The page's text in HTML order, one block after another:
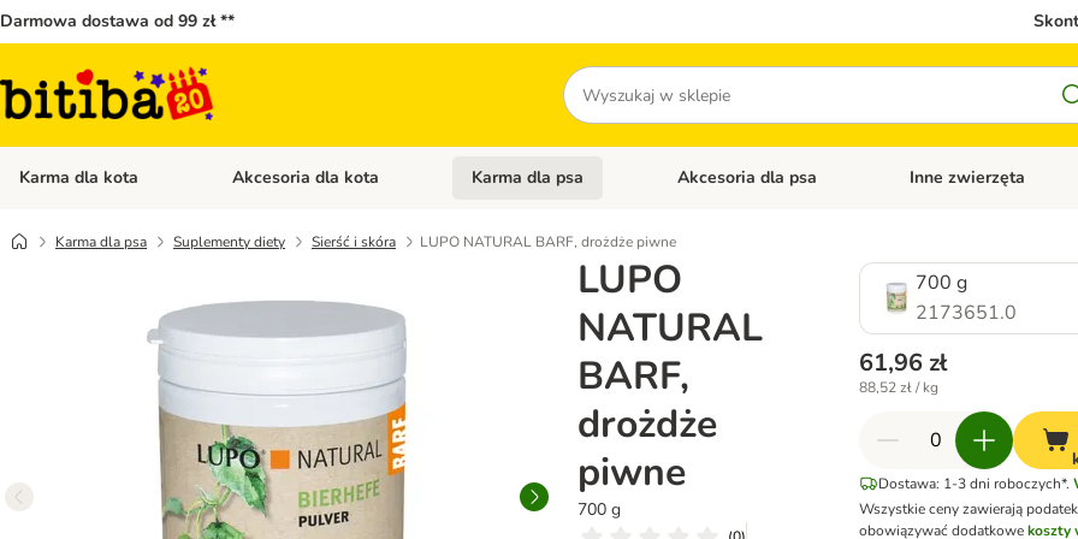
Darmowa dostawa od 99 zł **
Szukaj
Karma dla kota Otwórz menu kategorii: Karma dla kota
Akcesoria dla kota Otwórz menu kategorii: Akcesoria dla kota
Karma dla psa Otwórz menu kategorii: Karma dla psa
Akcesoria dla psa Otwórz menu kategorii:
Inne zwierzęta
Karma dla psa Suplementy diety Sierść i skóra LUPO NATURAL BARF, drożdże piwne
LUPO
NATURAL
BARF,
drożdże
piwne
700 g
700 g
2173651.0
61,96 zł
88,52 zł / kg
Dostawa: 1-3 dni roboczych*.
Wszystkie ceny zawierają
obowiązywać dodatkowekoszty